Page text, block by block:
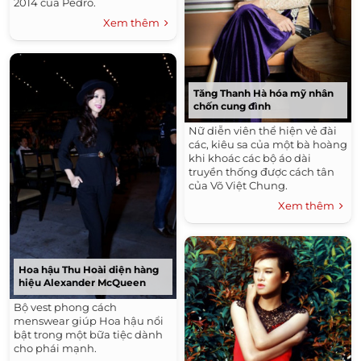
Xem thêm
Hoa hậu Thu Hoài diện hàng
hiệu Alexander McQueen
Bộ vest phong cách
menswear giúp Hoa hậu nổi
bật trong một bữa tiệc dành
cho phái mạnh.
Tăng Thanh Hà hóa mỹ nhân
chốn cung đình
Nữ diễn viên thể hiện vẻ đài
các, kiêu sa của một bà hoàng
khi khoác các bộ áo dài
truyền thống được cách tân
của Võ Việt Chung.
Xem thêm